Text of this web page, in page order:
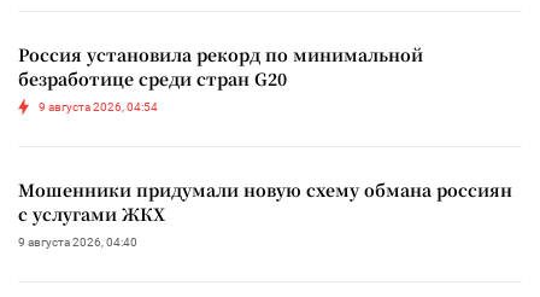
Россия установила рекорд по минимальной
безработице среди стран G20
9 августа 2026, 04:54
Мошенники придумали новую схему обмана россиян
с услугами ЖКХ
9 августа 2026, 04:40